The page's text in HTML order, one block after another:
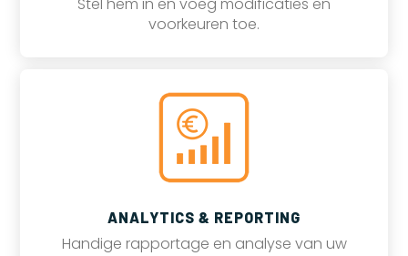
Stel hem in en voeg modificaties en
voorkeuren toe.
ANALYTICS & REPORTING
Handige rapportage en analyse van uw